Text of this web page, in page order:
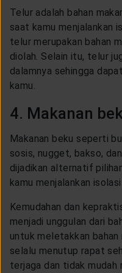
Telur adalah bahan
saat kamu menjalankan
telur merupakan bahan
diolah. Selain itu, telur
dalamnya sehingga
kamu.
4. Makanan
Makanan beku seperti
sosis, nugget, bakso,
dijadikan alternatif
kamu menjalankan isolasi
Kemudahan dan
menjadi unggulan dari
untuk meletakkan bahan
selalu menutup rapat
terjaga dan tidak mudah